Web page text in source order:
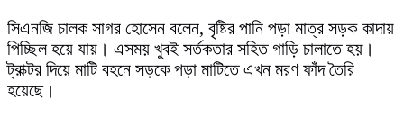
সিএনজি চালক সাগর হোসেন বলেন, বৃষ্টির পানি পড়া মাত্র সড়ক কাদায়
পিচ্ছিল হয়ে যায়। এসময় খুবই সর্তকতার সহিত গাড়ি চালাতে হয়।
ট্রাক্টর দিয়ে মাটি বহনে সড়কে পড়া মাটিতে এখন মরণ ফাঁদ তৈরি
হয়েছে।